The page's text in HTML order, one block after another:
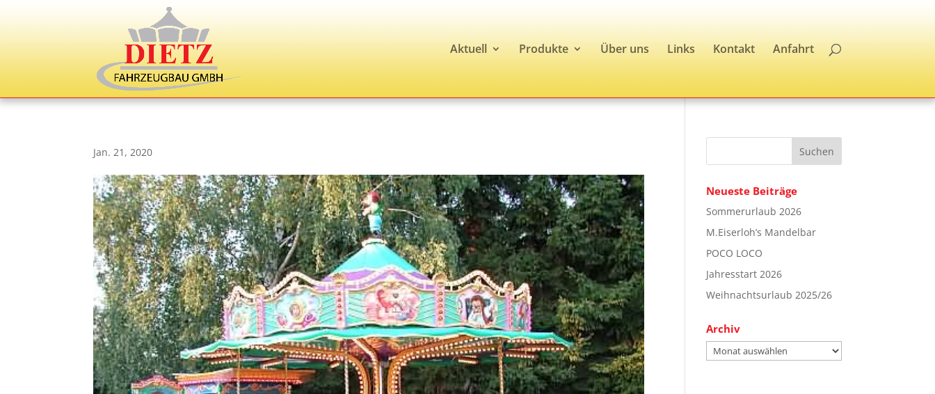
Aktuell Produkte Über uns Links Kontakt Anfahrt
Jan. 21, 2020
Neueste Beiträge
Sommerurlaub 2026
M.Eiserloh’s Mandelbar
POCO LOCO
Jahresstart 2026
Weihnachtsurlaub 2025/26
Archiv
Archiv